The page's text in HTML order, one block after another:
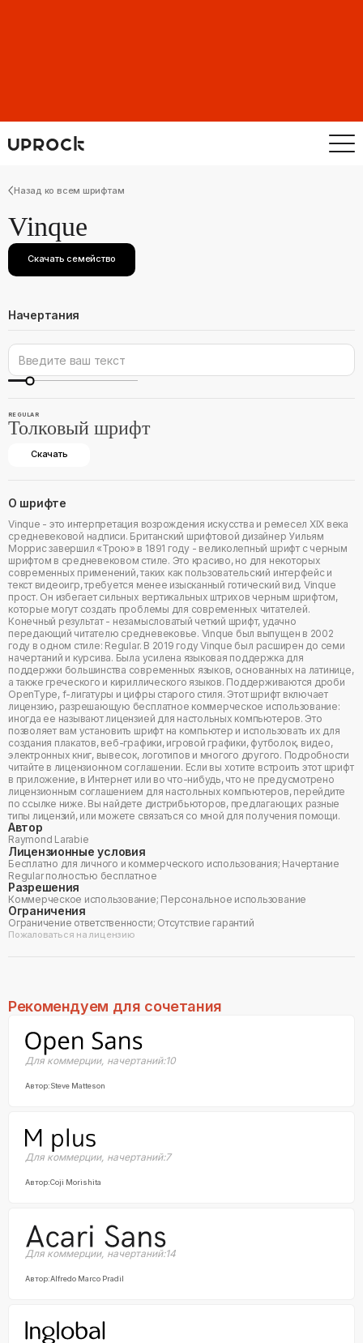
Назад ко всем шрифтам
Vinque
Скачать семейство
Начертания
REGULAR
Толковый шрифт
Скачать
О шрифте
Vinque - это интерпретация возрождения искусства и ремесел XIX века
средневековой надписи. Британский шрифтовой дизайнер Уильям
Моррис завершил «Трою» в 1891 году - великолепный шрифт с черным
шрифтом в средневековом стиле. Это красиво, но для некоторых
современных применений, таких как пользовательский интерфейс и
текст видеоигр, требуется менее изысканный готический вид. Vinque
прост. Он избегает сильных вертикальных штрихов черным шрифтом,
которые могут создать проблемы для современных читателей.
Конечный результат - незамысловатый четкий шрифт, удачно
передающий читателю средневековье. Vinque был выпущен в 2002
году в одном стиле: Regular. В 2019 году Vinque был расширен до семи
начертаний и курсива. Была усилена языковая поддержка для
поддержки большинства современных языков, основанных на латинице,
а также греческого и кириллического языков. Поддерживаются дроби
OpenType, f-лигатуры и цифры старого стиля. Этот шрифт включает
лицензию, разрешающую бесплатное коммерческое использование:
иногда ее называют лицензией для настольных компьютеров. Это
позволяет вам установить шрифт на компьютер и использовать их для
создания плакатов, веб-графики, игровой графики, футболок, видео,
электронных книг, вывесок, логотипов и многого другого. Подробности
читайте в лицензионном соглашении. Если вы хотите встроить этот шрифт
в приложение, в Интернет или во что-нибудь, что не предусмотрено
лицензионным соглашением для настольных компьютеров, перейдите
по ссылке ниже. Вы найдете дистрибьюторов, предлагающих разные
типы лицензий, или можете связаться со мной для получения помощи.
Автор
Raymond Larabie
Лицензионные условия
Бесплатно для личного и коммерческого использования; Начертание
Regular полностью бесплатное
Разрешения
Коммерческое использование; Персональное использование
Ограничения
Ограничение ответственности; Отсутствие гарантий
Пожаловаться на лицензию
Рекомендуем для сочетания
Для коммерции, начертаний:10
Автор:Steve Matteson
Для коммерции, начертаний:7
Автор:Coji Morishita
Для коммерции, начертаний:14
Автор:Alfredo Marco Pradil